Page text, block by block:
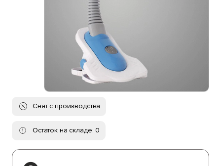
Снят с производства
Остаток на складе: 0